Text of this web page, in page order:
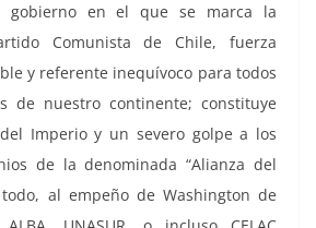
gobierno en el que se marca la
Comunista de Chile, fuerza
y referente inequívoco para todos
de nuestro continente; constituye
Imperio y un severo golpe a los
de la denominada “Alianza del
todo, al empeño de Washington de